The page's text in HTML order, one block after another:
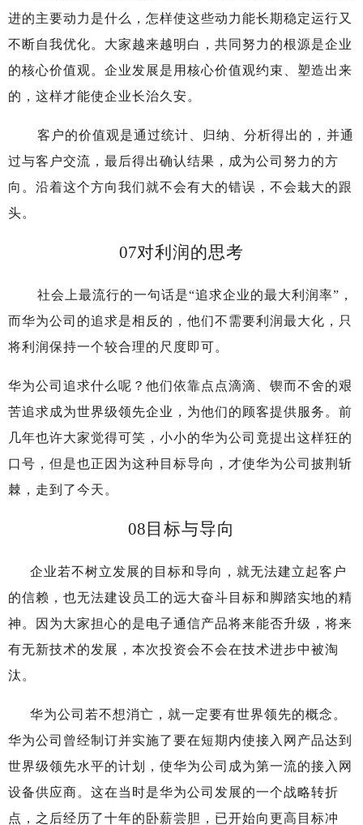
进的主要动力是什么，怎样使这些动力能长期稳定运行又
不断自我优化。大家越来越明白，共同努力的根源是企业
的核心价值观。企业发展是用核心价值观约束、塑造出来
的，这样才能使企业长治久安。
客户的价值观是通过统计、归纳、分析得出的，并通
过与客户交流，最后得出确认结果，成为公司努力的方
向。沿着这个方向我们就不会有大的错误，不会栽大的跟
头。
07对利润的思考
社会上最流行的一句话是“追求企业的最大利润率”，
而华为公司的追求是相反的，他们不需要利润最大化，只
将利润保持一个较合理的尺度即可。
华为公司追求什么呢？他们依靠点点滴滴、锲而不舍的艰
苦追求成为世界级领先企业，为他们的顾客提供服务。前
几年也许大家觉得可笑，小小的华为公司竟提出这样狂的
口号，但是也正因为这种目标导向，才使华为公司披荆斩
棘，走到了今天。
08目标与导向
企业若不树立发展的目标和导向，就无法建立起客户
的信赖，也无法建设员工的远大奋斗目标和脚踏实地的精
神。因为大家担心的是电子通信产品将来能否升级，将来
有无新技术的发展，本次投资会不会在技术进步中被淘
汰。
华为公司若不想消亡，就一定要有世界领先的概念。
华为公司曾经制订并实施了要在短期内使接入网产品达到
世界级领先水平的计划，使华为公司成为第一流的接入网
设备供应商。这在当时是华为公司发展的一个战略转折
点，之后经历了十年的卧薪尝胆，已开始向更高目标冲